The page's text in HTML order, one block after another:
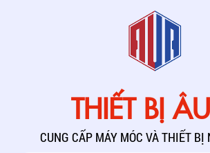
THIẾT BỊ
CUNG CẤP MÁY MÓC VÀ THIẾT BỊ